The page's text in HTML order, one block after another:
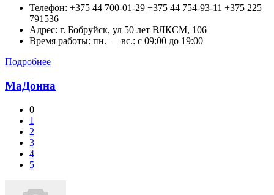
Телефон: +375 44 700-01-29 +375 44 754-93-11 +375 225
791536
Адрес: г. Бобруйск, ул 50 лет ВЛКСМ, 106
Время работы: пн. — вс.: c 09:00 до 19:00
Подробнее
МаДонна
0
1
2
3
4
5